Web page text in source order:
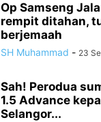
Op Samseng
rempit ditahan,
berjemaah
SH Muhammad - 23
Sah! Perodua
1.5 Advance
Selangor...